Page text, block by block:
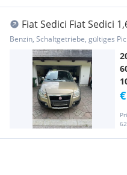
Fiat Sedici Fiat Sedici
Benzin, Schaltgetriebe, gültiges